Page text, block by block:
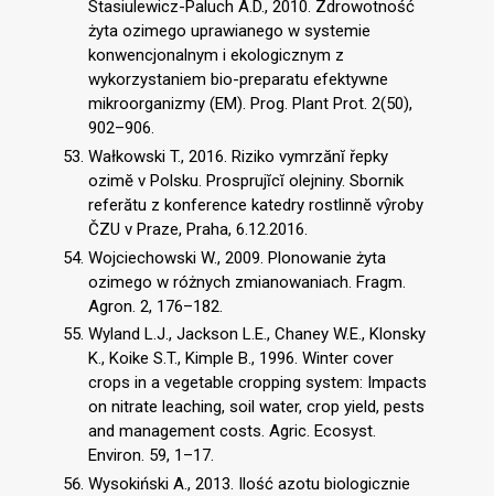
Stasiulewicz-Paluch A.D., 2010. Zdrowotność
żyta ozimego uprawianego w systemie
konwencjonalnym i ekologicznym z
wykorzystaniem bio-preparatu efektywne
mikroorganizmy (EM). Prog. Plant Prot. 2(50),
902–906.
Wałkowski T., 2016. Riziko vymrzănĭ řepky
ozimĕ v Polsku. Prosprujĭcĭ olejniny. Sbornik
referătu z konference katedry rostlinnĕ vŷroby
ČZU v Praze, Praha, 6.12.2016.
Wojciechowski W., 2009. Plonowanie żyta
ozimego w różnych zmianowaniach. Fragm.
Agron. 2, 176–182.
Wyland L.J., Jackson L.E., Chaney W.E., Klonsky
K., Koike S.T., Kimple B., 1996. Winter cover
crops in a vegetable cropping system: Impacts
on nitrate leaching, soil water, crop yield, pests
and management costs. Agric. Ecosyst.
Environ. 59, 1–17.
Wysokiński A., 2013. Ilość azotu biologicznie